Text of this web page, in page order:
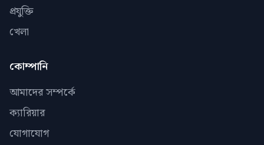
প্রযুক্তি
খেলা
কোম্পানি
আমাদের সম্পর্কে
ক্যারিয়ার
যোগাযোগ